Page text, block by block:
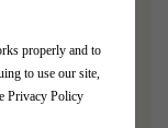
properly and to
to use our site,
Privacy Policy
飽滿，口感
美平衡咗立體